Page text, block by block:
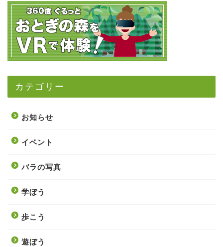
カテゴリー
お知らせ
イベント
バラの写真
学ぼう
歩こう
遊ぼう